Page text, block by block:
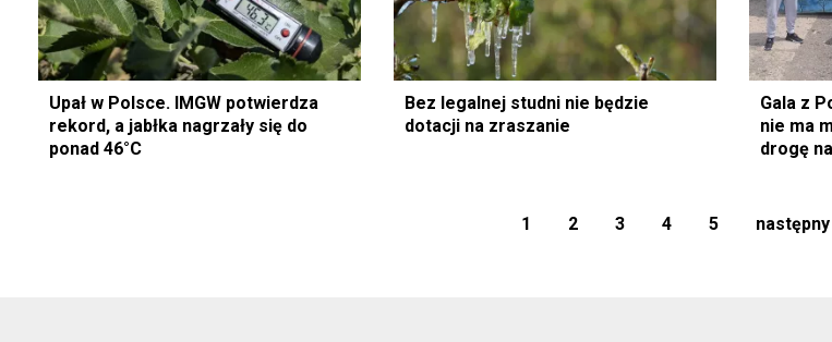
Upał w Polsce. IMGW potwierdza
rekord, a jabłka nagrzały się do
ponad 46°C
Bez legalnej studni nie będzie
dotacji na zraszanie
Gala z
nie ma
drogę
1 2 3 4 5 następny